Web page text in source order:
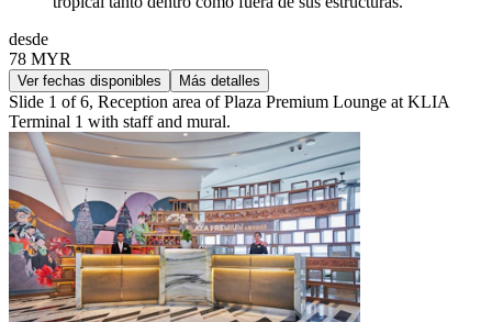
desde
78 MYR
Ver fechas disponibles Más detalles
Slide 1 of 6, Reception area of Plaza Premium Lounge at KLIA
Terminal 1 with staff and mural.